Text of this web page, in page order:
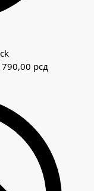
790,00 рсд